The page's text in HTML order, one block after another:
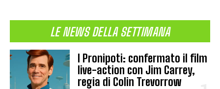
LE NEWS DELLA SETTIMANA
I Pronipoti: confermato il film
live-action con Jim Carrey,
regia di Colin Trevorrow